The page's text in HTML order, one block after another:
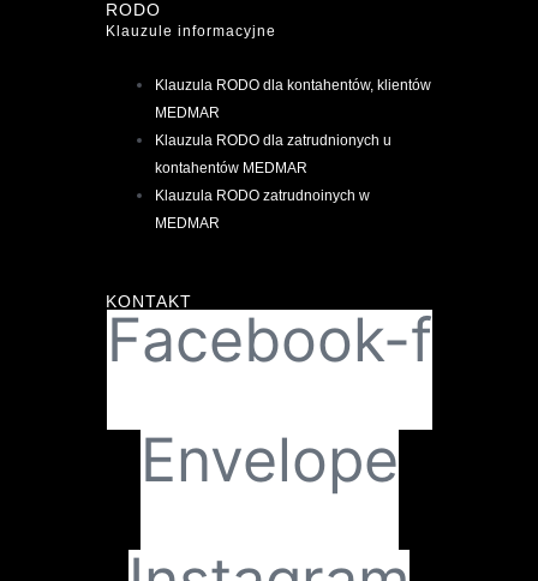
RODO
Klauzule informacyjne
Klauzula RODO dla kontahentów, klientów
MEDMAR
Klauzula RODO dla zatrudnionych u
kontahentów MEDMAR
Klauzula RODO zatrudnoinych w
MEDMAR
KONTAKT
Facebook-f
Envelope